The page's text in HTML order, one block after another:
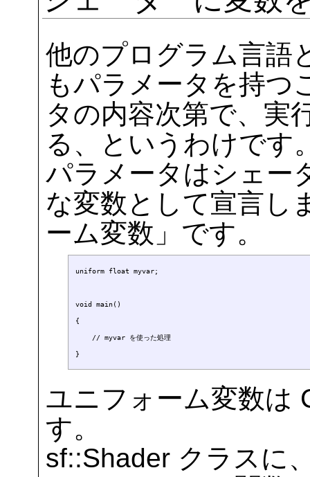
他のプログラム言語
もパラメータを持つ
タの内容次第で、実
る、というわけです
パラメータはシェー
な変数として宣言し
ーム変数」です。
uniform float myvar;
void main()
{
    // myvar を使った処理
ユニフォーム変数は
す。
sf::Shader クラスに